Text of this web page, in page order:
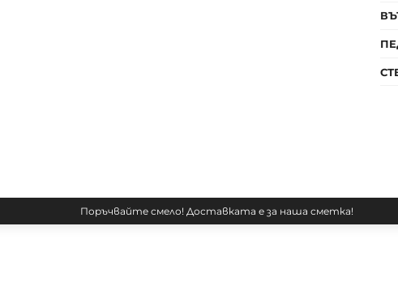
Поръчвайте смело! Доставката е за наша сметка!